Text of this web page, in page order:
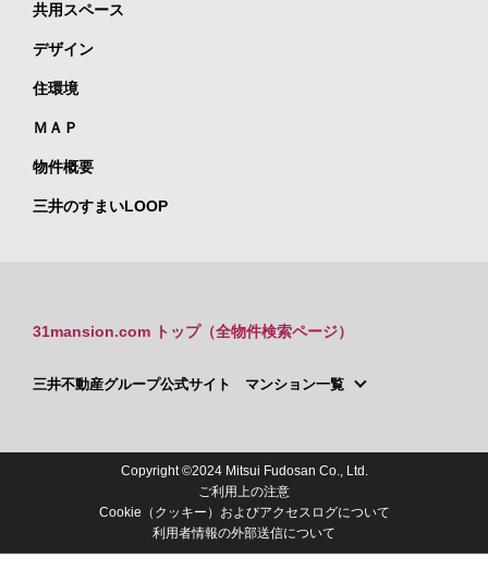
共用スペース
デザイン
住環境
ＭＡＰ
物件概要
三井のすまいLOOP
31mansion.com トップ（全物件検索ページ）
三井不動産グループ公式サイト マンション一覧
Copyright ©2024 Mitsui Fudosan Co., Ltd.
ご利用上の注意
Cookie（クッキー）およびアクセスログについて
利用者情報の外部送信について